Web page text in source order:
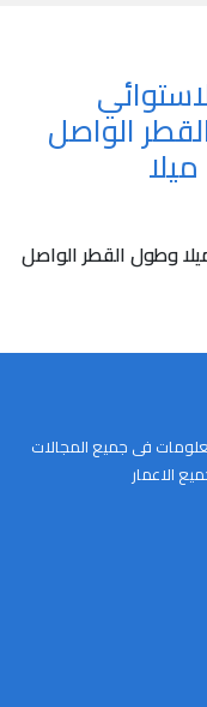
القطر الواصل
القطر الاستوائي يساوي 7926 ميلا وطول القطر الواصل
فى جميع المجالات
الاعمار